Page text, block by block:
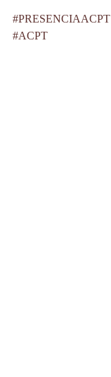
#PRESENCIAACPT
#ACPT